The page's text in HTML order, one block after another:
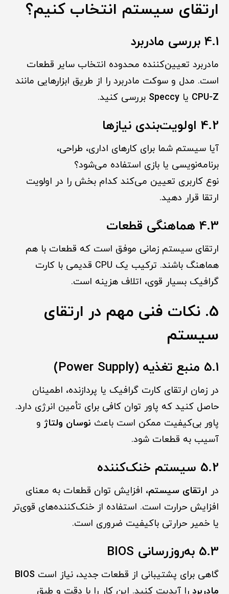
ارتقای سیستم انتخاب کنیم؟
4.1 بررسی مادربرد
مادربرد تعیین‌کننده محدوده انتخاب سایر قطعات
است. مدل و سوکت مادربرد را از طریق ابزارهایی مانند
CPU-Z یا Speccy بررسی کنید.
4.2 اولویت‌بندی نیازها
آیا سیستم شما برای کارهای اداری، طراحی،
برنامه‌نویسی یا بازی استفاده می‌شود؟
نوع کاربری تعیین می‌کند کدام بخش را در اولویت
ارتقا قرار دهید.
4.3 هماهنگی قطعات
ارتقای سیستم زمانی موفق است که قطعات با هم
هماهنگ باشند. ترکیب یک CPU قدیمی با کارت
گرافیک بسیار قوی، اتلاف هزینه است.
5. نکات فنی مهم در ارتقای
سیستم
5.1 منبع تغذیه (Power Supply)
در زمان ارتقای کارت گرافیک یا پردازنده، اطمینان
حاصل کنید که پاور توان کافی برای تأمین انرژی دارد.
پاور بی‌کیفیت ممکن است باعث نوسان ولتاژ و
آسیب به قطعات شود.
5.2 سیستم خنک‌کننده
در ارتقای سیستم، افزایش توان قطعات به معنای
افزایش حرارت است. استفاده از خنک‌کننده‌های قوی‌تر
یا خمیر حرارتی باکیفیت ضروری است.
5.3 به‌روزرسانی BIOS
گاهی برای پشتیبانی از قطعات جدید، نیاز است BIOS
مادربرد را آپدیت کنید. این کار را با دقت و طبق